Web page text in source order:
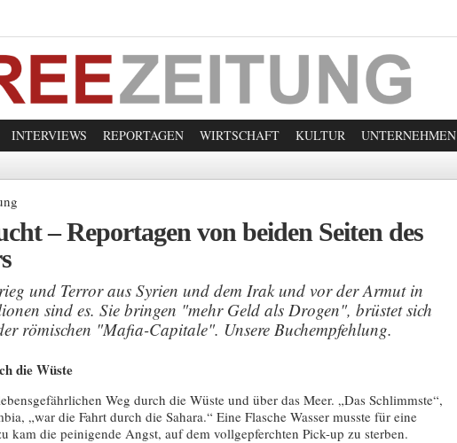
INTERVIEWS REPORTAGEN WIRTSCHAFT KULTUR UNTERNEHMEN
– Reportagen von beiden Seiten des
und Terror aus Syrien und dem Irak und vor der Armut in
sind es. Sie bringen "mehr Geld als Drogen", brüstet sich
römischen "Mafia-Capitale". Unsere Buchempfehlung.
die Wüste
Weg durch die Wüste und über das Meer. „Das Schlimmste“,
„war die Fahrt durch die Sahara.“ Eine Flasche Wasser musste für eine
kam die peinigende Angst, auf dem vollgepferchten Pick-up zu sterben.